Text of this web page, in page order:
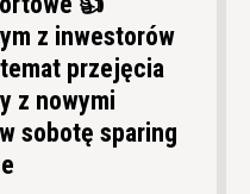
z inwestorów
przejęcia
z nowymi
sobotę sparing